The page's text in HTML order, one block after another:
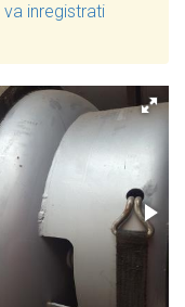
va inregistrati